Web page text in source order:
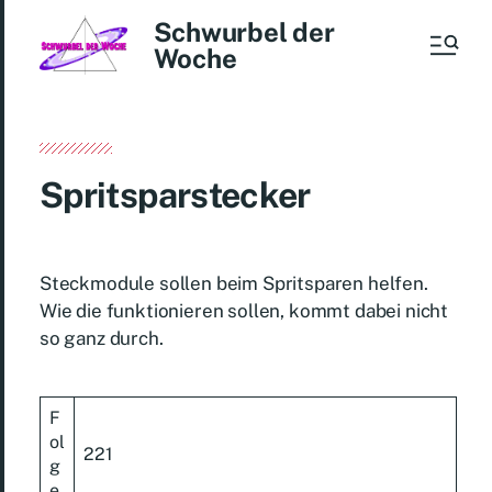
Schwurbel der
Woche
Spritsparstecker
Steckmodule sollen beim Spritsparen helfen.
Wie die funktionieren sollen, kommt dabei nicht
so ganz durch.
F
ol
g
221